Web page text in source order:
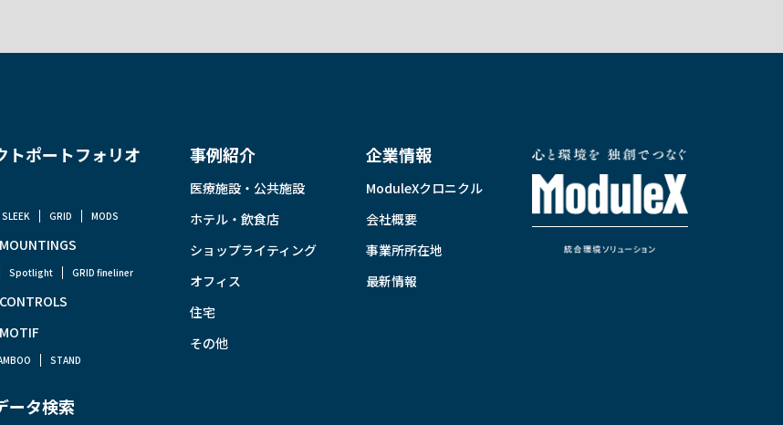
トポートフォリオ
SLEEK GRID MODS
Spotlight GRID fineliner
STAND
ータ検索
事例紹介
医療施設・公共施設
ホテル・飲食店
ショップライティング
オフィス
住宅
その他
企業情報
ModuleXクロニクル
会社概要
事業所所在地
最新情報